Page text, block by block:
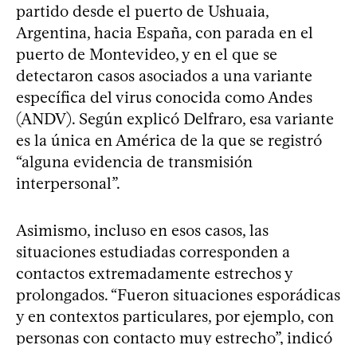
partido desde el puerto de Ushuaia,
Argentina, hacia España, con parada en el
puerto de Montevideo, y en el que se
detectaron casos asociados a una variante
específica del virus conocida como Andes
(ANDV). Según explicó Delfraro, esa variante
es la única en América de la que se registró
“alguna evidencia de transmisión
interpersonal”.
Asimismo, incluso en esos casos, las
situaciones estudiadas corresponden a
contactos extremadamente estrechos y
prolongados. “Fueron situaciones esporádicas
y en contextos particulares, por ejemplo, con
personas con contacto muy estrecho”, indicó